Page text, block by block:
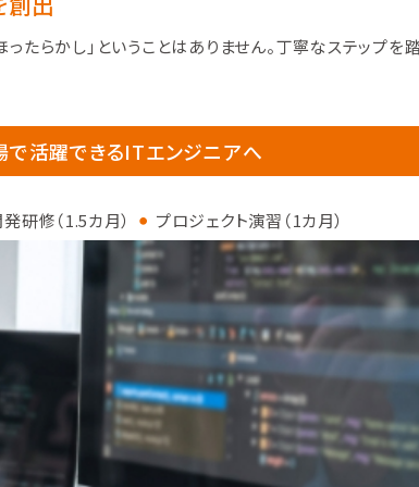
らかし」ということはありません。丁寧なステップを
活躍できるITエンジニアへ
研修（1.5カ月） プロジェクト演習（1カ月）